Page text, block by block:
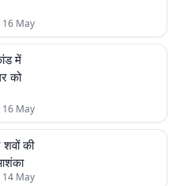
16 May
में
को
16 May
की
14 May